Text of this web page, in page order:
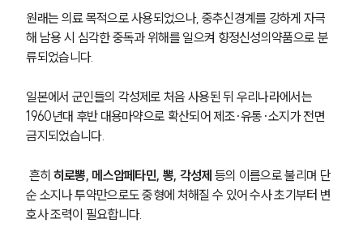
원래는 의료 목적으로 사용되었으나, 중추신경계를 강하게 자극
해 남용 시 심각한 중독과 위해를 일으켜 향정신성의약품으로 분
류되었습니다.
일본에서 군인들의 각성제로 처음 사용된 뒤 우리나라에서는
1960년대 후반 대용마약으로 확산되어 제조·유통·소지가 전면
금지되었습니다.
흔히 히로뽕, 메스암페타민, 뽕, 각성제 등의 이름으로 불리며 단
순 소지나 투약만으로도 중형에 처해질 수 있어 수사 초기부터 변
호사 조력이 필요합니다.